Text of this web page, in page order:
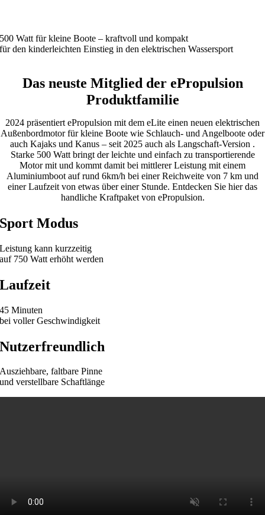
500 Watt für kleine Boote – kraftvoll und kompakt
für den kinderleichten Einstieg in den elektrischen Wassersport
Das neuste Mitglied der ePropulsion
Produktfamilie
2024 präsentiert ePropulsion mit dem eLite einen neuen elektrischen
Außenbordmotor für kleine Boote wie Schlauch- und Angelboote oder
auch Kajaks und Kanus – seit 2025 auch als Langschaft-Version .
Starke 500 Watt bringt der leichte und einfach zu transportierende
Motor mit und kommt damit bei mittlerer Leistung mit einem
Aluminiumboot auf rund 6km/h bei einer Reichweite von 7 km und
einer Laufzeit von etwas über einer Stunde. Entdecken Sie hier das
handliche Kraftpaket von ePropulsion.
Sport Modus
Leistung kann kurzzeitig
auf 750 Watt erhöht werden
Laufzeit
45 Minuten
bei voller Geschwindigkeit
Nutzerfreundlich
Ausziehbare, faltbare Pinne
und verstellbare Schaftlänge